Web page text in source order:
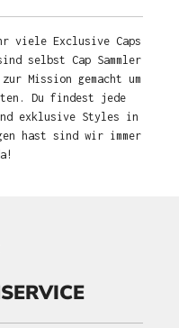
viele Exclusive Caps
selbst Cap Sammler
Mission gemacht um
Du findest jede
exklusive Styles in
hast sind wir immer